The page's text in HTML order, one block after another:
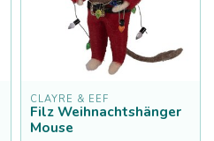
CLAYRE & EEF
Filz Weihnachtshänger
Mouse